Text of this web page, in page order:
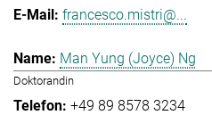
francesco.mistri@...
Man Yung (Joyce) Ng
Doktorandin
+49 89 8578 3234